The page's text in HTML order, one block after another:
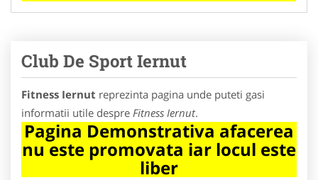
Club De Sport Iernut
Fitness Iernut reprezinta pagina unde puteti gasi
informatii utile despre Fitness Iernut.
Pagina Demonstrativa afacerea
nu este promovata iar locul este
liber